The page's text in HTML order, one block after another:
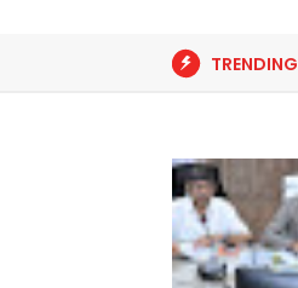
TRENDING